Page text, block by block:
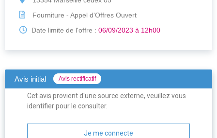
Fourniture - Appel d'Offres Ouvert
Date limite de l'offre : 06/09/2023 à 12h00
Avis initial Avis rectificatif
Cet avis provient d'une source externe, veuillez vous
identifier pour le consulter.
Je me connecte